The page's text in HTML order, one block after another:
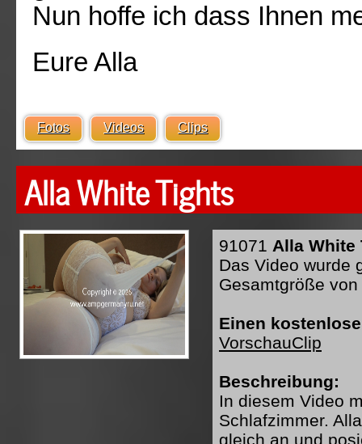
Nun hoffe ich dass Ihnen
Eure Alla
Fotos Videos Clips
Alla White Tights
91071 Alla White
Das Video wurde
Gesamtgröße
Einen
VorschauClip
Beschreibung:
In diesem Video
Schlafzimmer.
gleich an und